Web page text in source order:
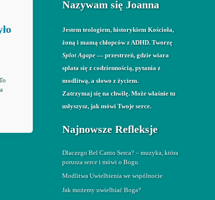
Nazywam się Joanna
Jestem teologiem, historykiem Kościoła,
żoną i mamą chłopców z ADHD. Tworzę
Splot Agape — przestrzeń, gdzie wiara
splata się z codziennością, pytania z
modlitwą, a słowo z życiem.
Zatrzymaj się na chwilę. Może właśnie tu
usłyszysz, jak mówi Twoje serce.
Najnowsze Refleksje
Dlaczego Bel Canto Serca? – muzyka, która
porusza serce i mówi o Bogu.
Modlitwa Uwielbienia we wspólnocie
Jak możemy uwielbiać Boga?